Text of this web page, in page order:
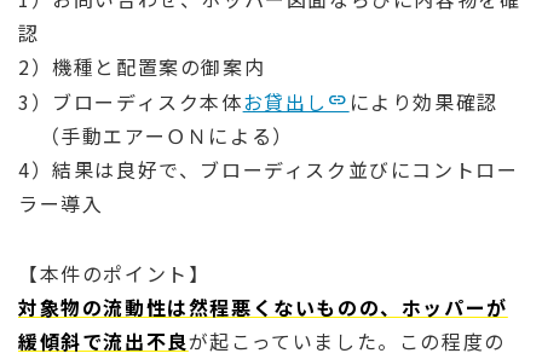
認
2）機種と配置案の御案内
3）ブローディスク本体お貸出し
により効果確認
（手動エアーＯＮによる）
4）結果は良好で、ブローディスク並びにコントロー
ラー導入
【本件のポイント】
対象物の流動性は然程悪くないものの、ホッパーが
緩傾斜で流出不良が起こっていました。この程度の